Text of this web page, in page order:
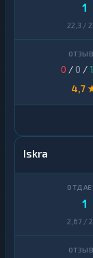
1
22,3 /
0 / 0 /1
4,7
Iskra
1
2,67 /